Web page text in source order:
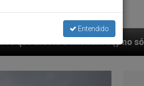
no sólo) en Tierra Santa
Entendido